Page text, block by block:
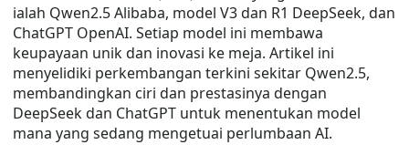
ialah Qwen2.5 Alibaba, model V3 dan R1 DeepSeek, dan
ChatGPT OpenAI. Setiap model ini membawa
keupayaan unik dan inovasi ke meja. Artikel ini
menyelidiki perkembangan terkini sekitar Qwen2.5,
membandingkan ciri dan prestasinya dengan
DeepSeek dan ChatGPT untuk menentukan model
mana yang sedang mengetuai perlumbaan AI.